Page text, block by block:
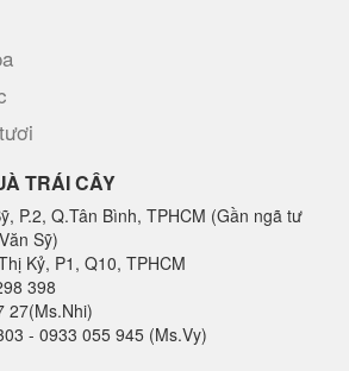
TRÁI CÂY
P.2, Q.Tân Bình, TPHCM (Gần ngã tư
Sỹ)
Kỷ, P1, Q10, TPHCM
398
27(Ms.Nhi)
- 0933 055 945 (Ms.Vy)